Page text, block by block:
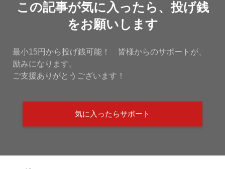
この記事が気に入ったら、投げ銭
をお願いします
最小15円から投げ銭可能！ 皆様からのサポートが、
励みになります。
ご支援ありがとうございます！
気に入ったらサポート